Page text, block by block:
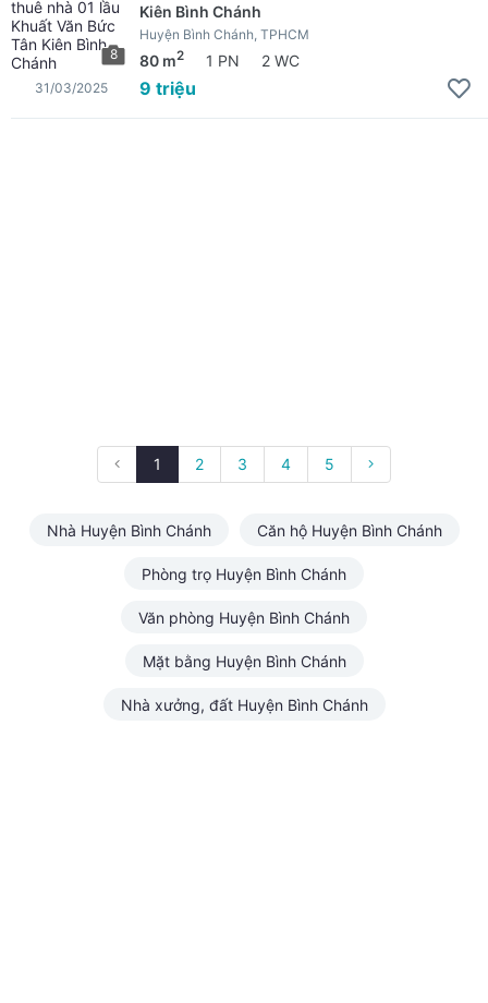
8
Kiên Bình Chánh
Huyện Bình Chánh, TPHCM
80 m2 1 PN 2 WC
9 triệu
31/03/2025
1 2 3 4 5
Nhà Huyện Bình Chánh Căn hộ Huyện Bình Chánh
Phòng trọ Huyện Bình Chánh
Văn phòng Huyện Bình Chánh
Mặt bằng Huyện Bình Chánh
Nhà xưởng, đất Huyện Bình Chánh